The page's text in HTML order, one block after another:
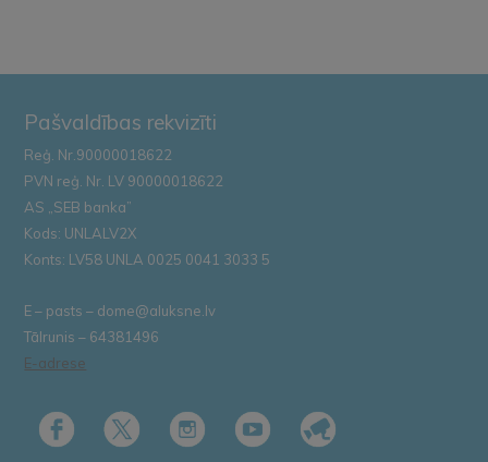
Pašvaldības rekvizīti
Reģ. Nr.90000018622
PVN reģ. Nr. LV 90000018622
AS „SEB banka”
Kods: UNLALV2X
Konts: LV58 UNLA 0025 0041 3033 5
E – pasts – dome@aluksne.lv
Tālrunis – 64381496
E-adrese